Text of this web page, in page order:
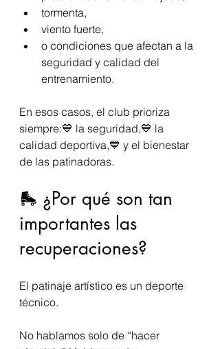
tormenta,
viento fuerte,
o condiciones que afectan a la
seguridad y calidad del
entrenamiento.
En esos casos, el club prioriza
siempre:💙 la seguridad,💙 la
calidad deportiva,💙 y el bienestar
de las patinadoras.
🛼 ¿Por qué son tan
importantes las
recuperaciones?
El patinaje artístico es un deporte
técnico.
No hablamos solo de “hacer